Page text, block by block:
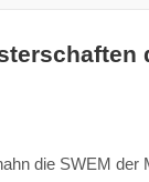
die SWEM der